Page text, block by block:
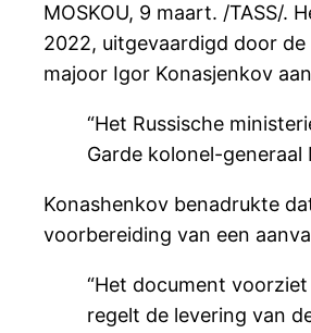
MOSKOU, 9 maart. /TASS/.
2022, uitgevaardigd door
majoor Igor Konasjenkov
“Het Russische
Garde kolonel-generaal
Konashenkov benadrukte
voorbereiding van een
“Het document
regelt de levering van